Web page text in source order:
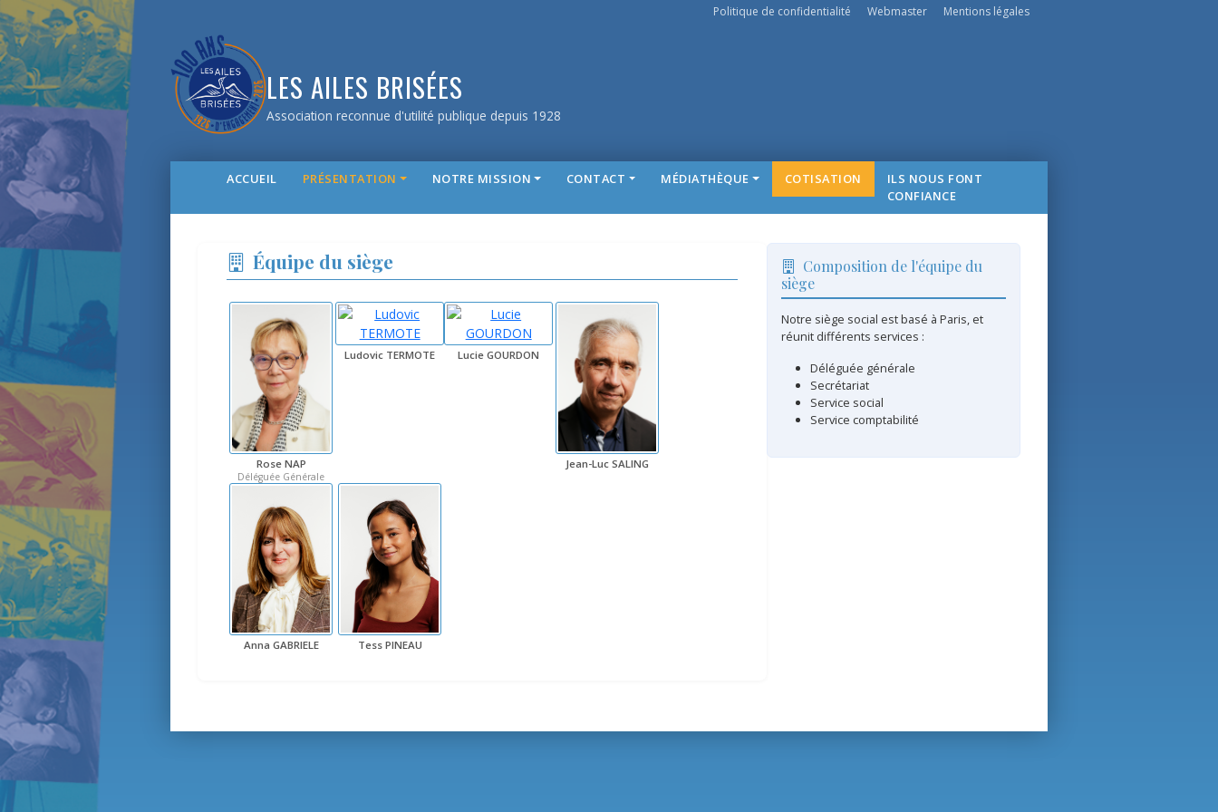
Politique de confidentialité Webmaster Mentions légales
LES AILES BRISÉES
Association reconnue d'utilité publique depuis 1928
ACCUEIL PRÉSENTATION NOTRE MISSION CONTACT MÉDIATHÈQUE COTISATION
ILS NOUS FONT
CONFIANCE
Équipe du siège
Rose NAP
Déléguée Générale
Ludovic TERMOTE Lucie GOURDON
Jean-Luc SALING
Anna GABRIELE Tess PINEAU
Composition de l'équipe du
siège
Notre siège social est basé à Paris, et
réunit différents services :
Déléguée générale
Secrétariat
Service social
Service comptabilité